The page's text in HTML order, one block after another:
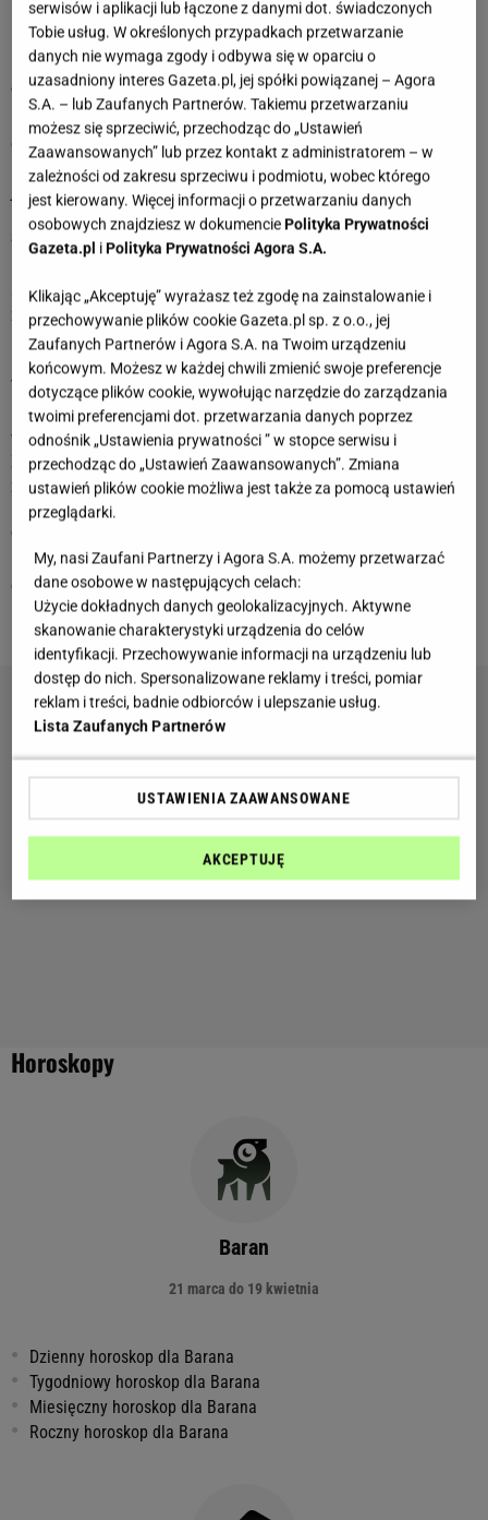
niespodziankę swoim bliskim, pokaż im, że są dla Ciebie
najważniejsi!
9 października 2024
Rybo, nie musisz zgadzać się na wszystko, co proponują
osoby w Twoim otoczeniu. Asertywność to wspaniała
umiejętność. Przekonasz się, że odmowa, chociaż niekiedy
jest trudna, może przynieść finalnie wiele korzyści.
8 października 2024
sygnały. Nie bagatelizuj ich. Pamiętaj, że zawsze lepiej
zapobiegać niż leczyć, dlatego umów się do lekarza i
upewnij, że nic złego się nie dzieje.
7 października 2024
Rybo, będziesz mieć dziś dużo szczęścia. Może to znak, że
warto zrobić coś, nad czym od dawna się zastanawiasz?
Zaufaj swojej intuicji, w końcu nigdy wcześniej Cię nie
zawiodła.
6 października 2024
Rybo, niedziela to dobry czas, by spędzić go z rodziną, która
ostatnio czuła się nieco zaniedbana. Spraw im miłą
niespodziankę i pokaż, że krewni są dla Ciebie ważni.
Horoskopy
Baran
21 marca do 19 kwietnia
Dzienny horoskop dla Barana
Tygodniowy horoskop dla Barana
Miesięczny horoskop dla Barana
Roczny horoskop dla Barana
serwisów i aplikacji lub łączone z danymi dot. świadczonych
Tobie usług. W określonych przypadkach przetwarzanie
danych nie wymaga zgody i odbywa się w oparciu o
uzasadniony interes Gazeta.pl, jej spółki powiązanej – Agora
S.A. – lub Zaufanych Partnerów. Takiemu przetwarzaniu
możesz się sprzeciwić, przechodząc do „Ustawień
Zaawansowanych” lub przez kontakt z administratorem – w
zależności od zakresu sprzeciwu i podmiotu, wobec którego
jest kierowany. Więcej informacji o przetwarzaniu danych
osobowych znajdziesz w dokumenciePolityka Prywatności
Gazeta.pl iPolityka Prywatności Agora S.A.
Klikając „Akceptuję” wyrażasz też zgodę na zainstalowanie i
przechowywanie plików cookie Gazeta.pl sp. z o.o., jej
Zaufanych Partnerów i Agora S.A. na Twoim urządzeniu
końcowym. Możesz w każdej chwili zmienić swoje preferencje
dotyczące plików cookie, wywołując narzędzie do zarządzania
twoimi preferencjami dot. przetwarzania danych poprzez
odnośnik „Ustawienia prywatności ” w stopce serwisu i
przechodząc do „Ustawień Zaawansowanych”. Zmiana
ustawień plików cookie możliwa jest także za pomocą ustawień
przeglądarki.
My, nasi Zaufani Partnerzy i Agora S.A. możemy przetwarzać
dane osobowe w następujących celach:
Użycie dokładnych danych geolokalizacyjnych. Aktywne
skanowanie charakterystyki urządzenia do celów
identyfikacji. Przechowywanie informacji na urządzeniu lub
dostęp do nich. Spersonalizowane reklamy i treści, pomiar
reklam i treści, badnie odbiorców i ulepszanie usług.
Lista Zaufanych Partnerów
USTAWIENIA ZAAWANSOWANE
AKCEPTUJĘ